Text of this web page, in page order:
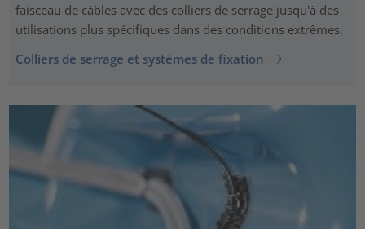
faisceau de câbles avec des colliers de serrage jusqu'à des
utilisations plus spécifiques dans des conditions extrêmes.
Colliers de serrage et systèmes de fixation